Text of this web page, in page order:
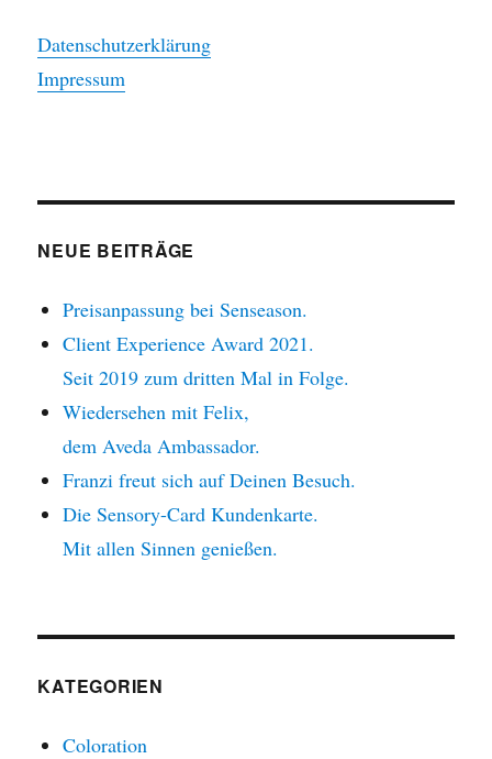
Datenschutzerklärung
Impressum
NEUE BEITRÄGE
Preisanpassung bei Senseason.
Client Experience Award 2021.
Seit 2019 zum dritten Mal in Folge.
Wiedersehen mit Felix,
dem Aveda Ambassador.
Franzi freut sich auf Deinen Besuch.
Die Sensory-Card Kundenkarte.
Mit allen Sinnen genießen.
KATEGORIEN
Coloration